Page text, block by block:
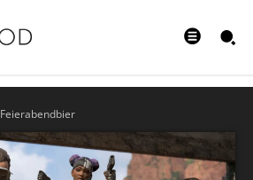
Feierabendbier